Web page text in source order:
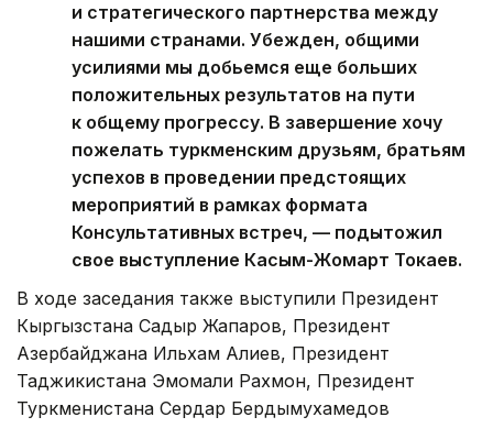
и стратегического партнерства между
нашими странами. Убежден, общими
усилиями мы добьемся еще больших
положительных результатов на пути
к общему прогрессу. В завершение хочу
пожелать туркменским друзьям, братьям
успехов в проведении предстоящих
мероприятий в рамках формата
Консультативных встреч, — подытожил
свое выступление Касым-Жомарт Токаев.
В ходе заседания также выступили Президент
Кыргызстана Садыр Жапаров, Президент
Азербайджана Ильхам Алиев, Президент
Таджикистана Эмомали Рахмон, Президент
Туркменистана Сердар Бердымухамедов